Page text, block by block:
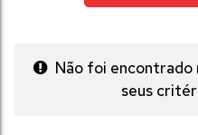
Não foi encontrado
seus